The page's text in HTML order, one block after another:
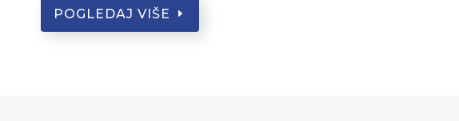
POGLEDAJ VIŠE